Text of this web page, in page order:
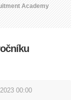
Academy
00:00